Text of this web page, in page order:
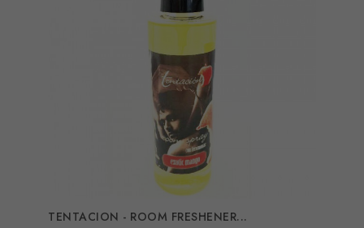
TENTACION - ROOM FRESHENER...